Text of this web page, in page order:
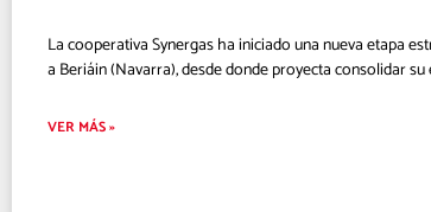
La cooperativa Synergas ha iniciado una nueva etapa
a Beriáin (Navarra), desde donde proyecta consolidar su
VER MÁS »